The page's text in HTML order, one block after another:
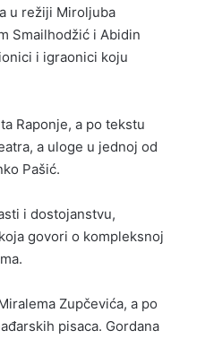
u režiji Miroljuba
Smailhodžić i Abidin
i igraonici koju
Raponje, a po tekstu
a uloge u jednoj od
Pašić.
i dostojanstvu,
govori o kompleksnoj
Zupčevića, a po
pisaca. Gordana